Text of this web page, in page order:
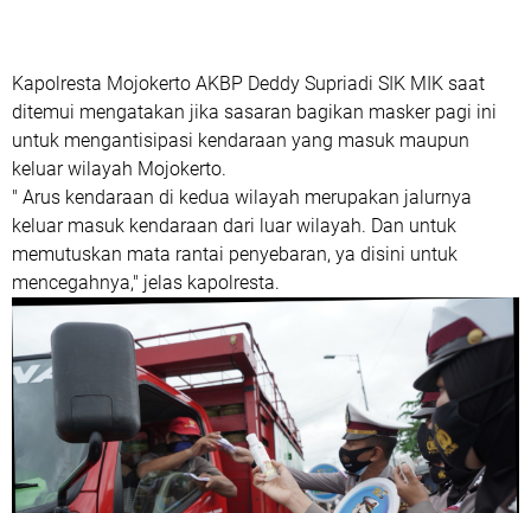
Kapolresta Mojokerto AKBP Deddy Supriadi SIK MIK saat
ditemui mengatakan jika sasaran bagikan masker pagi ini
untuk mengantisipasi kendaraan yang masuk maupun
keluar wilayah Mojokerto.
" Arus kendaraan di kedua wilayah merupakan jalurnya
keluar masuk kendaraan dari luar wilayah. Dan untuk
memutuskan mata rantai penyebaran, ya disini untuk
mencegahnya," jelas kapolresta.